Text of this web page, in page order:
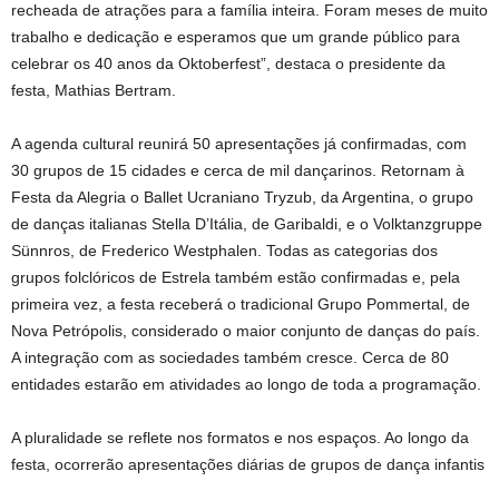
recheada de atrações para a família inteira. Foram meses de muito
trabalho e dedicação e esperamos que um grande público para
celebrar os 40 anos da Oktoberfest”, destaca o presidente da
festa, Mathias Bertram.
A agenda cultural reunirá 50 apresentações já confirmadas, com
30 grupos de 15 cidades e cerca de mil dançarinos. Retornam à
Festa da Alegria o Ballet Ucraniano Tryzub, da Argentina, o grupo
de danças italianas Stella D’Itália, de Garibaldi, e o Volktanzgruppe
Sünnros, de Frederico Westphalen. Todas as categorias dos
grupos folclóricos de Estrela também estão confirmadas e, pela
primeira vez, a festa receberá o tradicional Grupo Pommertal, de
Nova Petrópolis, considerado o maior conjunto de danças do país.
A integração com as sociedades também cresce. Cerca de 80
entidades estarão em atividades ao longo de toda a programação.
A pluralidade se reflete nos formatos e nos espaços. Ao longo da
festa, ocorrerão apresentações diárias de grupos de dança infantis